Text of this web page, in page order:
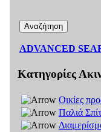
ADVANCED
Κατηγορίες
Οικίες
Παλιά